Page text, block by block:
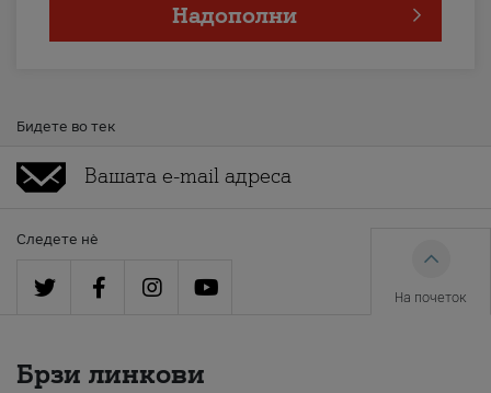
Надополни
Бидете во тек
Следете нè
На почеток
Брзи линкови